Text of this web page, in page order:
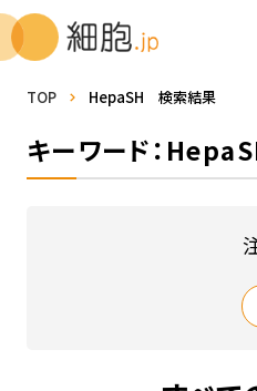
TOP HepaSH 検索結果
キーワード：